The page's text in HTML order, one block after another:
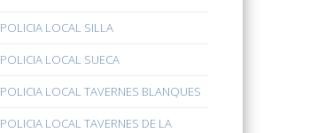
POLICIA LOCAL SILLA
POLICIA LOCAL SUECA
POLICIA LOCAL TAVERNES BLANQUES
POLICIA LOCAL TAVERNES DE LA